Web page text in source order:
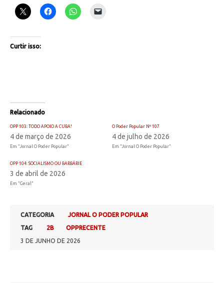
Curtir isso:
Relacionado
OPP 103: TODO APOIO A CUBA!
4 de março de 2026
Em "Jornal O Poder Popular"
O Poder Popular Nº 107
4 de julho de 2026
Em "Jornal O Poder Popular"
OPP 104: SOCIALISMO OU BARBÁRIE
3 de abril de 2026
Em "Geral"
CATEGORIA
JORNAL O PODER POPULAR
TAG
2B
OPPRECENTE
3 DE JUNHO DE 2026